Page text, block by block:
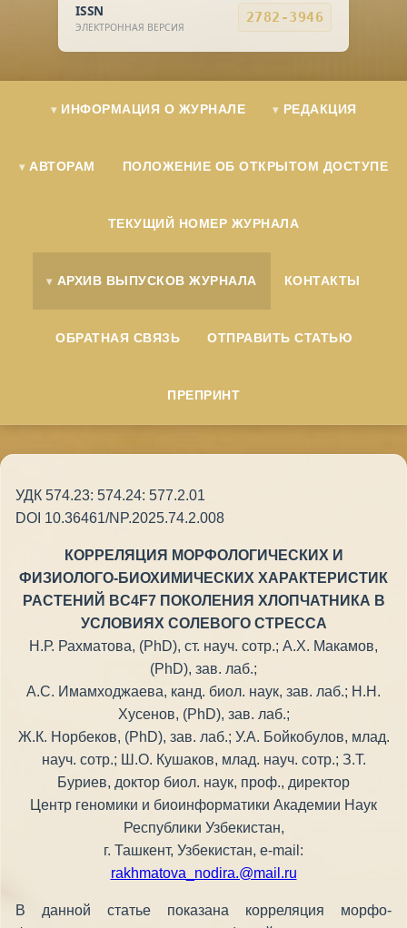
ISSN
ЭЛЕКТРОННАЯ ВЕРСИЯ
2782-3946
ИНФОРМАЦИЯ О ЖУРНАЛЕ РЕДАКЦИЯ
АВТОРАМ ПОЛОЖЕНИЕ ОБ ОТКРЫТОМ ДОСТУПЕ
ТЕКУЩИЙ НОМЕР ЖУРНАЛА
АРХИВ ВЫПУСКОВ ЖУРНАЛА КОНТАКТЫ
ОБРАТНАЯ СВЯЗЬ ОТПРАВИТЬ СТАТЬЮ
ПРЕПРИНТ
УДК 574.23: 574.24: 577.2.01
DOI 10.36461/NP.2025.74.2.008
КОРРЕЛЯЦИЯ МОРФОЛОГИЧЕСКИХ И
ФИЗИОЛОГО-БИОХИМИЧЕСКИХ ХАРАКТЕРИСТИК
РАСТЕНИЙ BC4F7 ПОКОЛЕНИЯ ХЛОПЧАТНИКА В
УСЛОВИЯХ СОЛЕВОГО СТРЕССА
Н.Р. Рахматова, (PhD), ст. науч. сотр.; А.Х. Макамов,
(PhD), зав. лаб.;
А.С. Имамходжаева, канд. биол. наук, зав. лаб.; Н.Н.
Хусенов, (PhD), зав. лаб.;
Ж.К. Норбеков, (PhD), зав. лаб.; У.А. Бойкобулов, млад.
науч. сотр.; Ш.О. Кушаков, млад. науч. сотр.; З.Т.
Буриев, доктор биол. наук, проф., директор
Центр геномики и биоинформатики Академии Наук
Республики Узбекистан,
г. Ташкент, Узбекистан, е-mail:
rakhmatova_nodira.@mail.ru
В данной статье показана корреляция морфо-